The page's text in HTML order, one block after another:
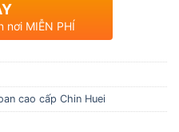
nơi MIỄN PHÍ
cao cấp Chin Huei